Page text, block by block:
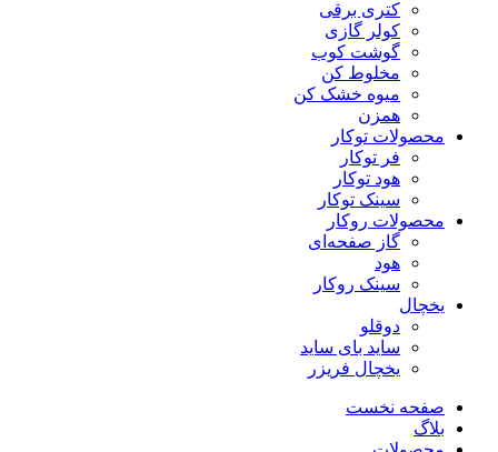
کتری برقی
کولر گازی
گوشت کوب
مخلوط کن
میوه خشک کن
همزن
محصولات توکار
فر توکار
هود توکار
سینک توکار
محصولات روکار
گاز صفحه‌ای
هود
سینک روکار
یخچال
دوقلو
ساید بای ساید
یخچال فریزر
صفحه نخست
بلاگ